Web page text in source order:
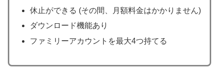
休止ができる (その間、月額料金はかかりません)
ダウンロード機能あり
ファミリーアカウントを最大4つ持てる